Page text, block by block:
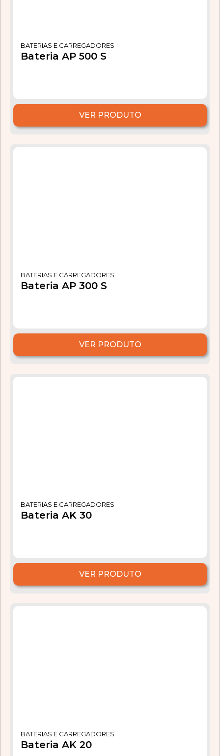
BATERIAS E CARREGADORES
Bateria AP 500 S
VER PRODUTO
BATERIAS E CARREGADORES
Bateria AP 300 S
VER PRODUTO
BATERIAS E CARREGADORES
Bateria AK 30
VER PRODUTO
BATERIAS E CARREGADORES
Bateria AK 20